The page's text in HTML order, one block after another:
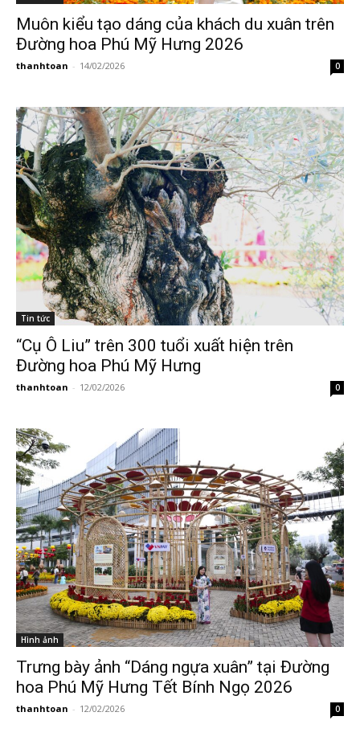
Muôn kiểu tạo dáng của khách du xuân trên
Đường hoa Phú Mỹ Hưng 2026
thanhtoan - 14/02/2026 0
Tin tức
“Cụ Ô Liu” trên 300 tuổi xuất hiện trên
Đường hoa Phú Mỹ Hưng
thanhtoan - 12/02/2026 0
Hình ảnh
Trưng bày ảnh “Dáng ngựa xuân” tại Đường
hoa Phú Mỹ Hưng Tết Bính Ngọ 2026
thanhtoan - 12/02/2026 0